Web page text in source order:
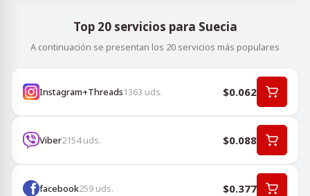
Top 20 servicios para Suecia
A continuación se presentan los 20 servicios más populares
Instagram+Threads1363 uds. $0.062
Viber2154uds. $0.088
facebook259 uds. $0.377